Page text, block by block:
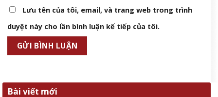
Lưu tên của tôi, email, và trang web trong trình
duyệt này cho lần bình luận kế tiếp của tôi.
Bài viết mới